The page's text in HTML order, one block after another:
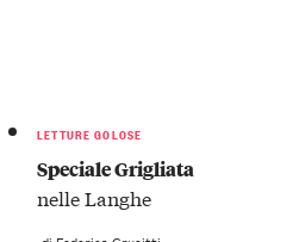
LETTURE GOLOSE
Speciale Grigliata
nelle Langhe